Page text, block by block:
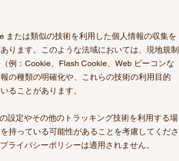
または類似の技術を利用した個人情報の収集を
ります。このような法域においては、現地規制
例：Cookie、Flash Cookie、Web ビーコンな
の種類の明確化や、これらの技術の利用目的
ることがあります。
設定やその他のトラッキング技術を利用する場
持っている可能性があることを考慮してくださ
ライバシーポリシーは適用されません。